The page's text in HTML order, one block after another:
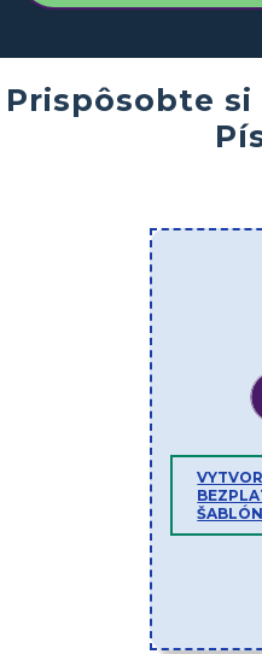
Prispôsobte